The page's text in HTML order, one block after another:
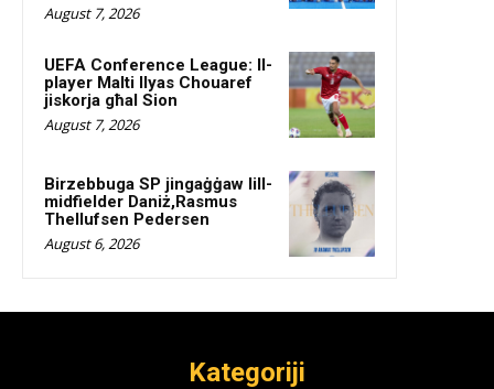
August 7, 2026
UEFA Conference League: Il-
player Malti Ilyas Chouaref
jiskorja għal Sion
August 7, 2026
Birzebbuga SP jingaġġaw lill-
midfielder Daniż,Rasmus
Thellufsen Pedersen
August 6, 2026
Kategoriji